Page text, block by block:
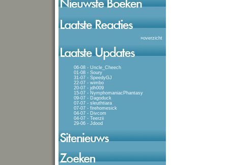
»overzicht
06-08 - Uncle_Cheech
01-08 - Soury
31-07 - SpeedyGJ
22-07 - wimbo
20-07 - jdh009
15-07 - NymphomaniacPhantasy
09-07 - Dagoduck
07-07 - sleuthtiara
07-07 - firehomesick
04-07 - Divcom
04-07 - Teerzii
29-06 - Jdood